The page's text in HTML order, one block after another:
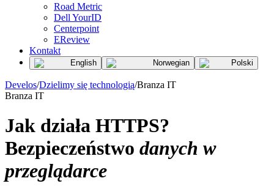
Road Metric
Dell YourID
Centerpoint
EReview
Kontakt
English Norwegian Polski
Develos/Dzielimy się technologią/Branza IT
Branza IT
Jak działa HTTPS?
Bezpieczeństwo danych w
przeglądarce